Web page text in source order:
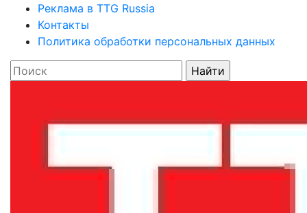
Реклама в TTG Russia
Контакты
Политика обработки персональных данных